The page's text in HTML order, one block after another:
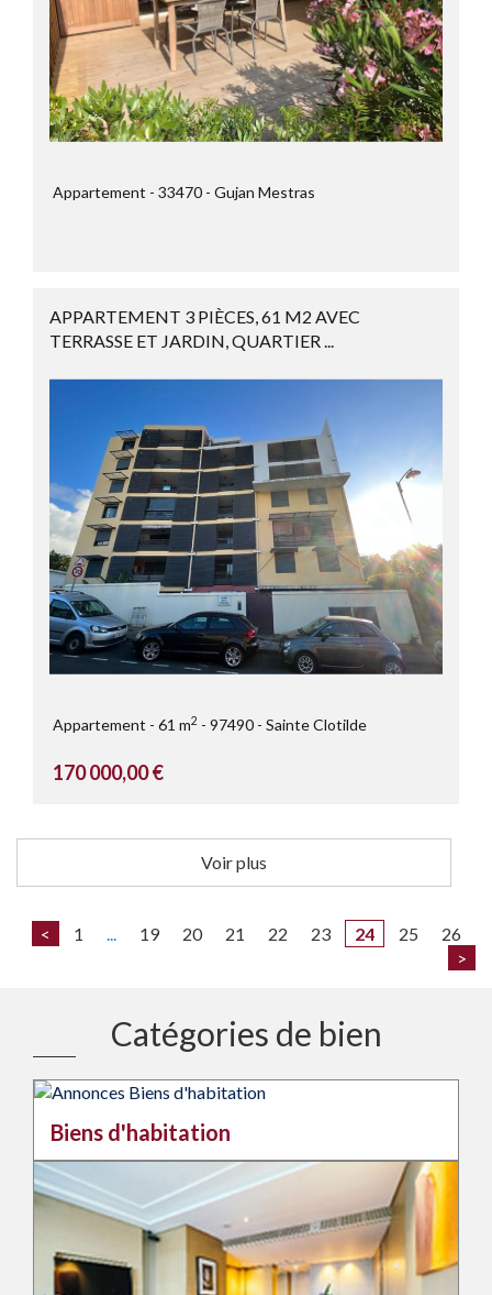
Appartement 33470 Gujan Mestras
APPARTEMENT 3 PIÈCES, 61 M2 AVEC
TERRASSE ET JARDIN, QUARTIER ...
Appartement 61 m2 97490 Sainte Clotilde
170 000,00 €
Voir plus
< 1 ... 19 20 21 22 23 24 25
26
>
Catégories de bien
Biens d'habitation